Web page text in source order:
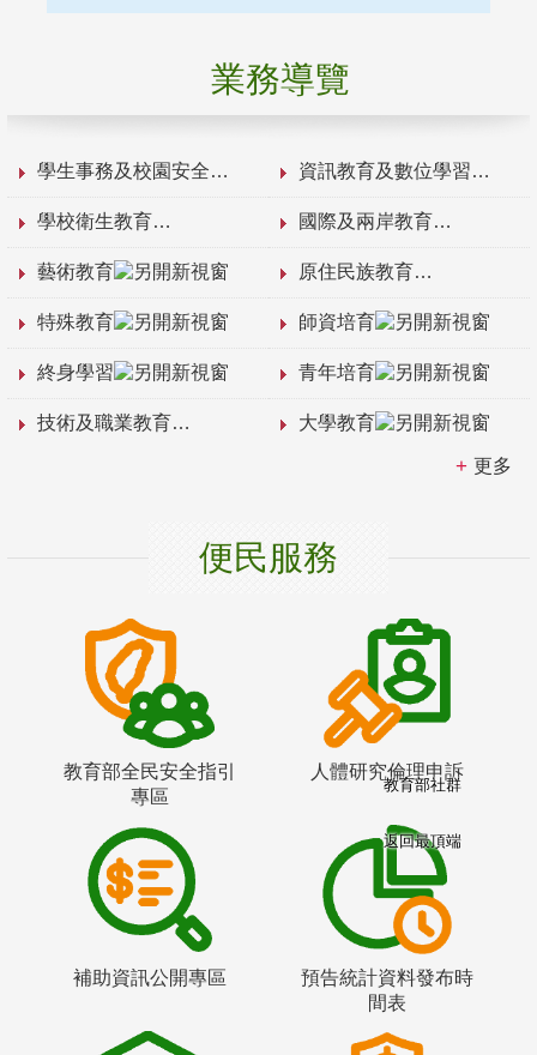
業務導覽
學生事務及校園安全 資訊教育及數位學習
學校衛生教育 國際及兩岸教育
藝術教育 原住民族教育
特殊教育 師資培育
終身學習 青年培育
技術及職業教育 大學教育
更多
便民服務
教育部全民安全指引
專區
人體研究倫理申訴
補助資訊公開專區
預告統計資料發布時
間表
教育部社群
返回最頂端